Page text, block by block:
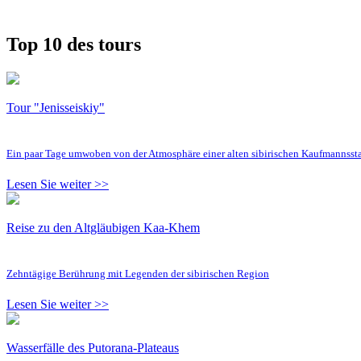
Top 10 des tours
Tour "Jenisseiskiy"
Ein paar Tage umwoben von der Atmosphäre einer alten sibirischen
Lesen Sie weiter >>
Reise zu den Altgläubigen Kaa-Khem
Zehntägige Berührung mit Legenden der sibirischen Region
Lesen Sie weiter >>
Wasserfälle des Putorana-Plateaus